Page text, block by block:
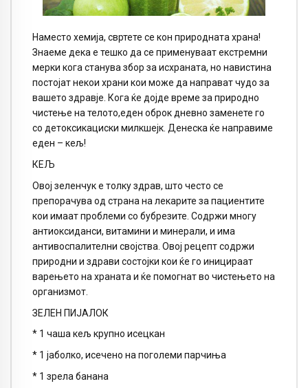
Наместо хемија, свртете се кон природната храна!
Знаеме дека е тешко да се применуваат екстремни
мерки кога станува збор за исхраната, но навистина
постојат некои храни кои може да направат чудо за
вашето здравје. Кога ќе дојде време за природно
чистење на телото,еден оброк дневно заменете го
со детоксикациски милкшејк. Денеска ќе направиме
еден – кељ!
КЕЉ
Овој зеленчук е толку здрав, што често се
препорачува од страна на лекарите за пациентите
кои имаат проблеми со бубрезите. Содржи многу
антиоксиданси, витамини и минерали, и има
антивоспалителни својства. Овој рецепт содржи
природни и здрави состојки кои ќе го иницираат
варењето на храната и ќе помогнат во чистењето на
организмот.
ЗЕЛЕН ПИЈАЛОК
* 1 чаша кељ крупно исецкан
* 1 јаболко, исечено на поголеми парчиња
* 1 зрела банана